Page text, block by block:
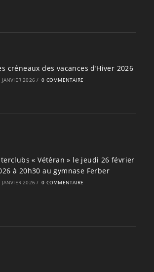
créneaux des vacances d’Hiver 2026
2026 / 0 COMMENTAIRE
« Vétéran » le jeudi 26 février
à 20h30 au gymnase Ferber
2026 / 0 COMMENTAIRE